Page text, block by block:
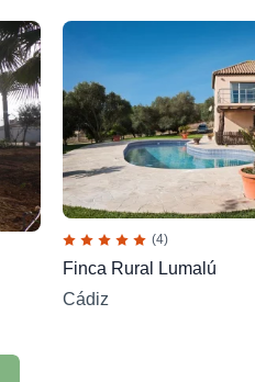
(4)
Finca Rural Lumalú
Cádiz